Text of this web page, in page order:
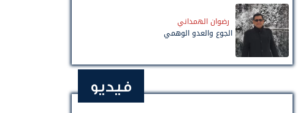
رضوان الهمداني
الجوع والعدو الوهمي
فيديو